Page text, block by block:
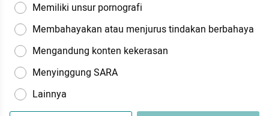
Memiliki unsur pornografi
Membahayakan atau menjurus tindakan berbahaya
Mengandung konten kekerasan
Menyinggung SARA
Lainnya